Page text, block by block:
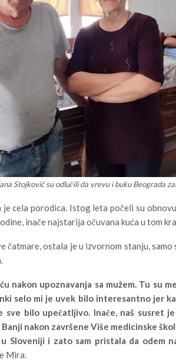
Stojković su odlučili da vrevu i buku Beograda
je cela porodica. Istog leta počeli su
inače najstarija očuvana kuća u tom
čatmare, ostala je u izvornom stanju,
nakon upoznavanja sa mužem. Tu su
selo mi je uvek bilo interesantno jer
sve bilo upečatljivo. Inače, naš susret
nakon završene Više medicinske
Sloveniji i zato sam pristala da odem
Mira.